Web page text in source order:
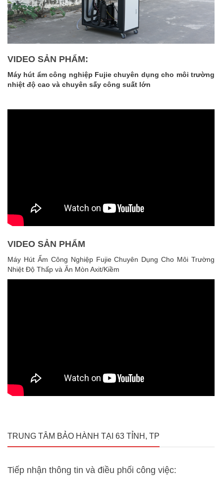
VIDEO SẢN PHẨM:
Máy hút ẩm công nghiệp Fujie chuyên dụng cho môi trường
nhiệt độ cao và chuyên sấy công suất lớn
VIDEO SẢN PHẨM
Máy Hút Ẩm Công Nghiệp Fujie Chuyên Dụng Cho Môi Trường
Nhiệt Độ Thấp và Ăn Mòn Axit/Kiềm
TRUNG TÂM BẢO HÀNH TẠI 63 TỈNH, TP
Tiếp nhận thông tin và điều phối công việc: